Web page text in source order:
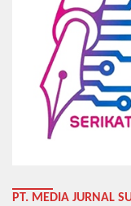
PT. MEDIA JURNAL